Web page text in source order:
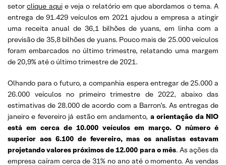
setorclique aquie veja o relatório em que abordamos o tema. A
entrega de 91.429 veículos em 2021 ajudou a empresa a atingir
uma receita anual de 36,1 bilhões de yuans, em linha com a
previsão de 35,8 bilhões de yuans. Pouco mais de 25.000 veículos
foram embarcados no último trimestre, relatando uma margem
de 20,9% até o último trimestre de 2021.
Olhando para o futuro, a companhia espera entregar de 25.000 a
26.000 veículos no primeiro trimestre de 2022, abaixo das
estimativas de 28.000 de acordo com a Barron’s. As entregas de
janeiro e fevereiro já estão em andamento, a orientação da NIO
está em cerca de 10.000 veículos em março. O número é
superior aos 6.100 de fevereiro, mas os analistas estavam
projetando valores próximos de 12.000 para o mês. As ações da
empresa caíram cerca de 31% no ano até o momento. As vendas